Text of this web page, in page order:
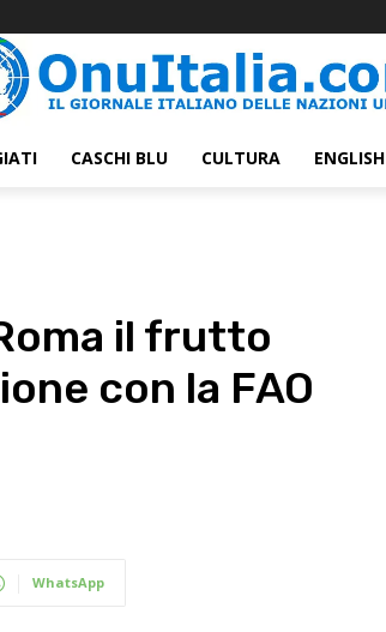
CASCHI BLU CULTURA ENGLISH
il frutto
con la FAO
WhatsApp